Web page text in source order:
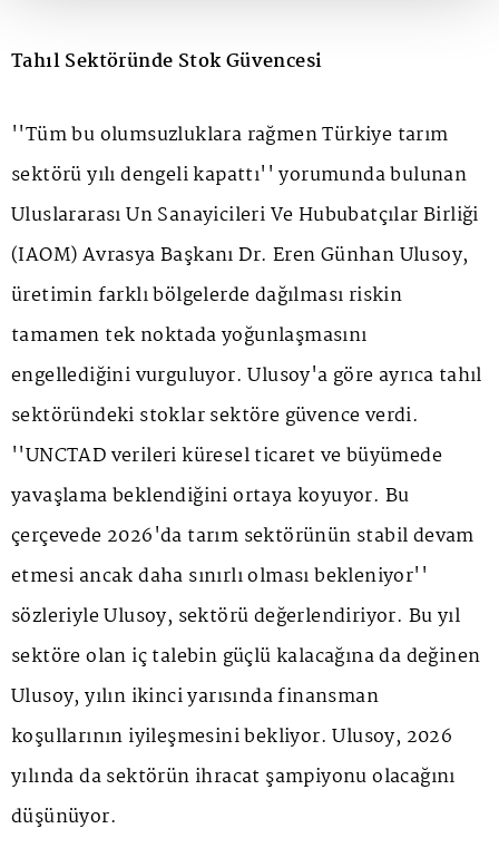
Tahıl Sektöründe Stok Güvencesi
''Tüm bu olumsuzluklara rağmen Türkiye tarım
sektörü yılı dengeli kapattı'' yorumunda bulunan
Uluslararası Un Sanayicileri Ve Hububatçılar Birliği
(IAOM) Avrasya Başkanı Dr. Eren Günhan Ulusoy,
üretimin farklı bölgelerde dağılması riskin
tamamen tek noktada yoğunlaşmasını
engellediğini vurguluyor. Ulusoy'a göre ayrıca tahıl
sektöründeki stoklar sektöre güvence verdi.
''UNCTAD verileri küresel ticaret ve büyümede
yavaşlama beklendiğini ortaya koyuyor. Bu
çerçevede 2026'da tarım sektörünün stabil devam
etmesi ancak daha sınırlı olması bekleniyor''
sözleriyle Ulusoy, sektörü değerlendiriyor. Bu yıl
sektöre olan iç talebin güçlü kalacağına da değinen
Ulusoy, yılın ikinci yarısında finansman
koşullarının iyileşmesini bekliyor. Ulusoy, 2026
yılında da sektörün ihracat şampiyonu olacağını
düşünüyor.